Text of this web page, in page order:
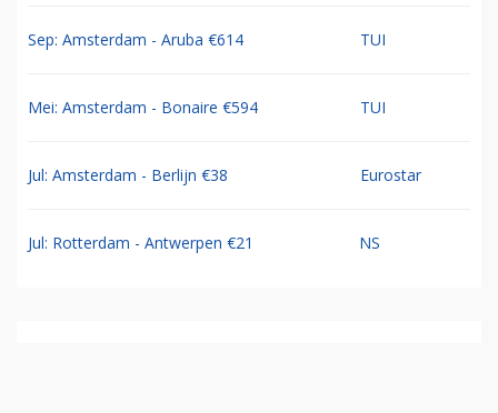
Sep: Amsterdam - Aruba €614 TUI
Mei: Amsterdam - Bonaire €594 TUI
Jul: Amsterdam - Berlijn €38 Eurostar
Jul: Rotterdam - Antwerpen €21 NS